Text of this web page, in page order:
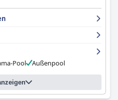
Service lobten. Die
und die Zimmer sind
bei Bedarf schnell. Die
Personal für seinen
und auch der beheizte
des Hotels
sich einige Gäste über die
oder das Fehlen von
andere mit ihrem Aufenthalt
Pool Außenpool